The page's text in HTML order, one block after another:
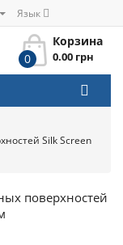
Язык
Корзина
0
0.00 грн
Silk Screen